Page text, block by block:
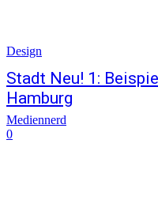
Design
Stadt Neu! 1:
Hamburg
Mediennerd
0